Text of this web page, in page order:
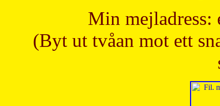
Min mejladress:
(Byt ut tvåan mot ett